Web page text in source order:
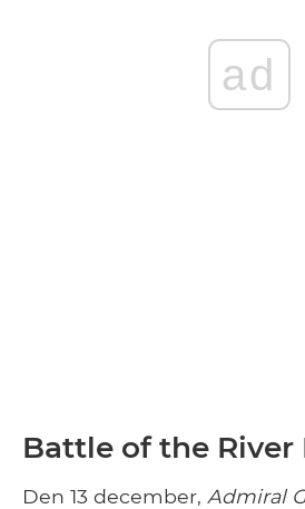
ad
Battle of the River
Den 13 december, Admiral